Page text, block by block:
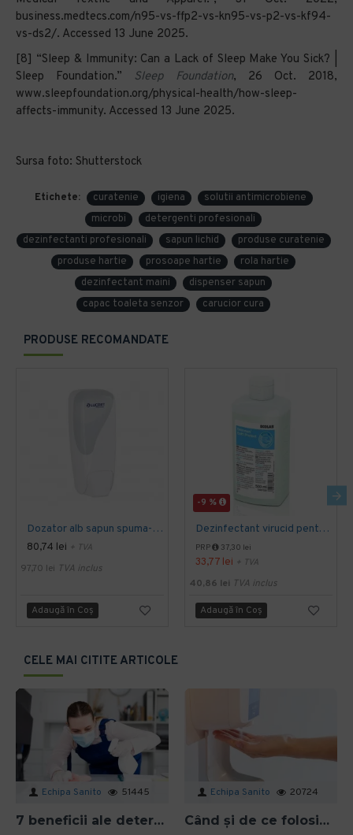
business.medtecs.com/n95-vs-ffp2-vs-kn95-vs-p2-vs-kf94-
vs-ds2/. Accessed 13 June 2025.
‌[8] “Sleep & Immunity: Can a Lack of Sleep Make You Sick? |
Sleep Foundation.” Sleep Foundation, 26 Oct. 2018,
www.sleepfoundation.org/physical-health/how-sleep-
affects-immunity. Accessed 13 June 2025.
Sursa foto: Shutterstock
Etichete: curatenie igiena
solutii antimicrobiene
microbi
detergenti profesionali
dezinfectanti profesionali
sapun lichid
produse curatenie
produse hartie
prosoape hartie
rola hartie
dezinfectant maini
dispenser sapun
capac toaleta senzor
carucior cura
PRODUSE RECOMANDATE
Dozator alb sapun spuma- Identity, LUCART, 1000 ml - functioneaza doar cu rezerve Lucart
80,74 lei + TVA
97,70 lei TVA inclus
Adaugă în Coş
-9 %
Dezinfectant virucid pentru maini, Skinman Soft Protect, Ecolab, 500 ml-Aviz biocid
PRP 37,30 lei
33,77 lei + TVA
40,86 lei TVA inclus
Adaugă în Coş
CELE MAI CITITE ARTICOLE
Echipa Sanito 51445
7 beneficii ale detergenților bio pentru mediu și sănătate în spațiile profesionale
Echipa Sanito 20724
Când și de ce folosim gelul dezinfectant? Ghid aplicat pentru organizații